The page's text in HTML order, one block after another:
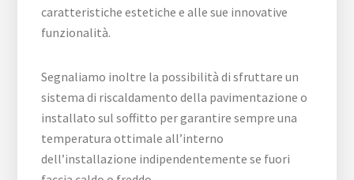
caratteristiche estetiche e alle sue innovative
funzionalità.
Segnaliamo inoltre la possibilità di sfruttare un
sistema di riscaldamento della pavimentazione o
installato sul soffitto per garantire sempre una
temperatura ottimale all’interno
dell’installazione indipendentemente se fuori